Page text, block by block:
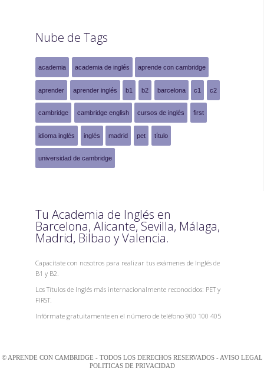
Nube de Tags
academia academia de inglés aprende con cambridge
aprender aprender inglés b1 b2 barcelona c1 c2
cambridge cambridge english cursos de inglés first
idioma inglés inglés madrid pet título
universidad de cambridge
Tu Academia de Inglés en
Barcelona, Alicante, Sevilla, Málaga,
Madrid, Bilbao y Valencia.
Capacítate con nosotros para realizar tus exámenes de Inglés de
B1 y B2.
Los Títulos de Inglés más internacionalmente reconocidos: PET y
FIRST.
Infórmate gratuitamente en el número de teléfono 900 100 405
© APRENDE CON CAMBRIDGE - TODOS LOS DERECHOS RESERVADOS - AVISO LEGAL
POLITICAS DE PRIVACIDAD